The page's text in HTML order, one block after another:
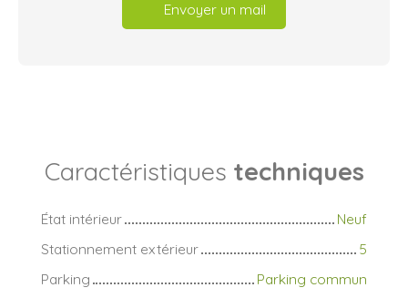
Envoyer un mail
Caractéristiques techniques
État intérieur
Neuf
Stationnement extérieur
5
Parking
Parking commun